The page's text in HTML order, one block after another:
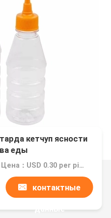
кетчуп ясности
еды
Цена：USD 0.30 per piece
контактные
данные